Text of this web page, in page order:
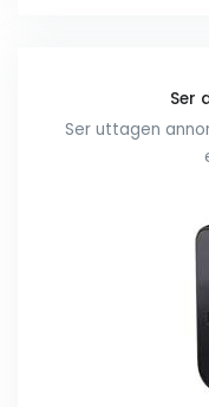
Ser
Ser uttagen